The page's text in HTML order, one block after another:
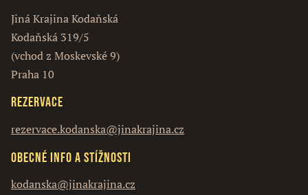
Jiná Krajina Kodaňská
Kodaňská 319/5
(vchod z Moskevské 9)
Praha 10
Rezervace
rezervace.kodanska@jinakrajina.cz
Obecné info a stížnosti
kodanska@jinakrajina.cz